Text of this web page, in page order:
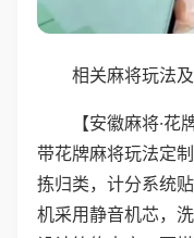
相关麻将玩法
【安徽麻将·
带花牌麻将玩法定
拣归类，计分系统
机采用静音机芯，